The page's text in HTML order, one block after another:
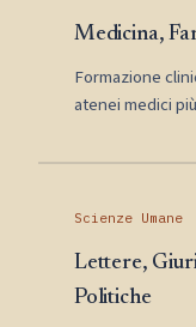
Medicina,
Formazione
atenei medici
Scienze Umane
Lettere,
Politiche